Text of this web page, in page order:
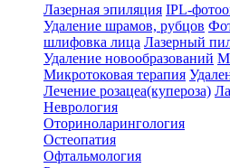
Лазерная эпиляция IPL-
Удаление шрамов, рубцов
шлифовка лица Лазерный
Удаление новообразований
Микротоковая терапия
Лечение розацеа(купероза)
Неврология
Оториноларингология
Остеопатия
Офтальмология